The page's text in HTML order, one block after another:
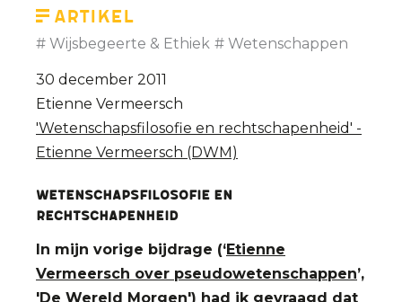
Prof.
Etienne
Artikel
Wijsbegeerte & Ethiek Wetenschappen
30 december 2011
Etienne Vermeersch
'Wetenschapsfilosofie en rechtschapenheid' -
Etienne Vermeersch (DWM)
Wetenschapsfilosofie en
rechtschapenheid
In mijn vorige bijdrage (‘Etienne
Vermeersch over pseudowetenschappen’,
'De Wereld Morgen') had ik gevraagd dat